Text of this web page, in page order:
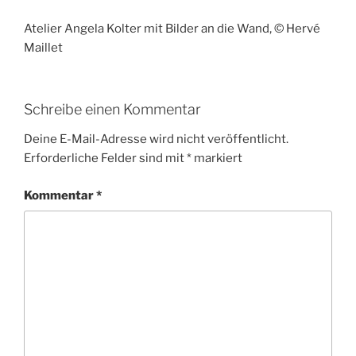
Atelier Angela Kolter mit Bilder an die Wand, © Hervé
Maillet
Schreibe einen Kommentar
Deine E-Mail-Adresse wird nicht veröffentlicht.
Erforderliche Felder sind mit* markiert
Kommentar*